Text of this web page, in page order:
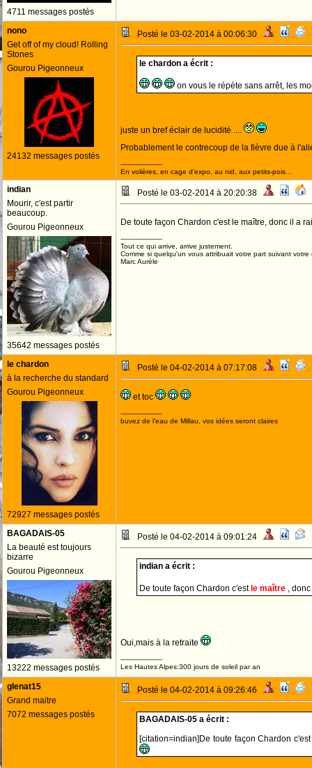
4711 messages postés
nono
Get off of my cloud! Rolling
Stones
Gourou Pigeonneux
24132 messages postés
Posté le 03-02-2014 à 00:06:30
le chardon a écrit :
on vous le répète sans arrêt, les
juste un bref éclair de lucidité ....
Probablement le contrecoup de la fièvre due à
--------------------
En volières, en cage d'expo, au nid, aux petits-pois...
indian
Mourir, c'est partir
beaucoup.
Gourou Pigeonneux
35642 messages postés
Posté le 03-02-2014 à 20:20:38
De toute façon Chardon c'est le maître, donc il a
--------------------
Tout ce qui arrive, arrive justement.
Comme si quelqu'un vous attribuait votre part suivant votre
Marc Aurèle
le chardon
à la recherche du standard
Gourou Pigeonneux
72927 messages postés
Posté le 04-02-2014 à 07:17:08
et toc
--------------------
buvez de l'eau de Millau, vos idées seront claires
BAGADAIS-05
La beauté est toujours
bizarre
Gourou Pigeonneux
13222 messages postés
Posté le 04-02-2014 à 09:01:24
indian a écrit :
De toute façon Chardon c'est le maître ,
Oui,mais à la retraite
--------------------
Les Hautes Alpes:300 jours de soleil par an
glenat15
Grand maitre
7072 messages postés
Posté le 04-02-2014 à 09:26:46
BAGADAIS-05 a écrit :
[citation=indian]De toute façon Chardon